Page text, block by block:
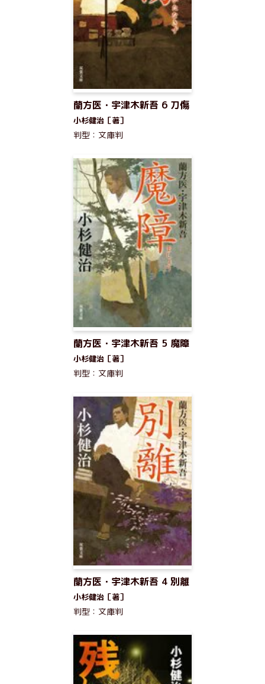
蘭方医・宇津木新吾 6 刀傷
小杉健治［著］
判型：文庫判
蘭方医・宇津木新吾 5 魔障
小杉健治［著］
判型：文庫判
蘭方医・宇津木新吾 4 別離
小杉健治［著］
判型：文庫判